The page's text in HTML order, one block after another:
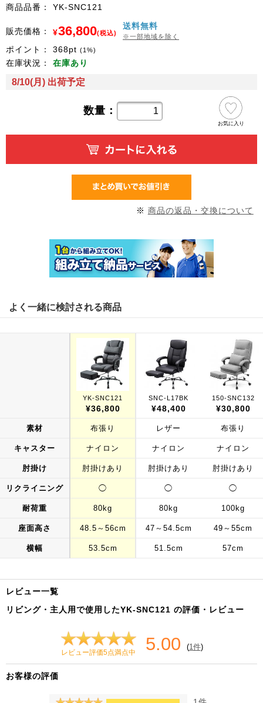
商品品番： YK-SNC121
販売価格： ¥36,800(税込)
送料無料
※一部地域を除く
ポイント： 368pt (1%)
在庫状況： 在庫あり
8/10(月) 出荷予定
数量：
お気に入り
※ 商品の返品・交換について
よく一緒に検討される商品
素材
キャスター
肘掛け
リクライニング
耐荷重
座面高さ
横幅
YK-SNC121
¥36,800
布張り
ナイロン
肘掛けあり
◯
80kg
48.5～56cm
53.5cm
SNC-L17BK
¥48,400
レザー
ナイロン
肘掛けあり
◯
80kg
47～54.5cm
51.5cm
150-SNC132
¥30,800
布張り
ナイロン
肘掛けあり
◯
100kg
49～55cm
57cm
レビュー一覧
リビング・主人用で使用したYK-SNC121 の評価・レビュー
レビュー評価5点満点中 5.00 (1件)
お客様の評価